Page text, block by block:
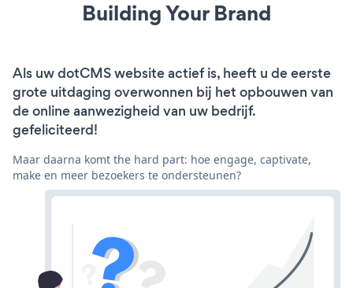
Building Your Brand
Als uw dotCMS website actief is, heeft u de eerste
grote uitdaging overwonnen bij het opbouwen van
de online aanwezigheid van uw bedrijf.
gefeliciteerd!
Maar daarna komt the hard part: hoe engage, captivate,
make en meer bezoekers te ondersteunen?